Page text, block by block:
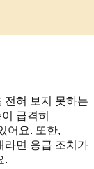
전혀 보지 못하는
급격히
어요. 또한,
라면 응급 조치가
.